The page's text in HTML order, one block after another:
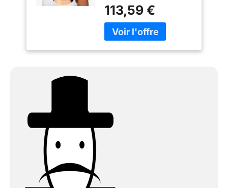
100% untreated Brazilian
Human Hair, Cut From a
Young Healthy Donor,
Technology, Upgraded
Wear and Go Glueless
113,59 €